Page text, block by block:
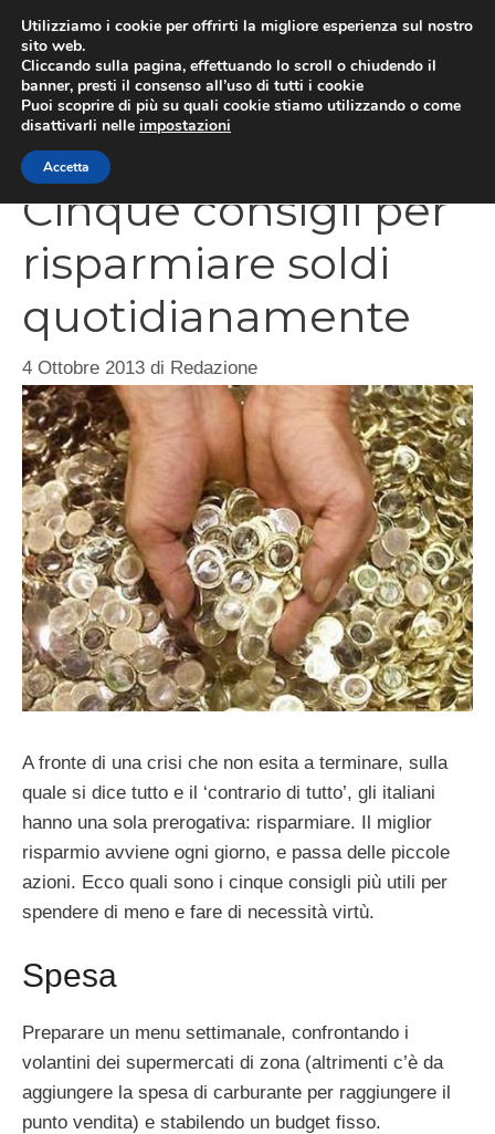
contenuto
Cinque consigli per
risparmiare soldi
quotidianamente
4 Ottobre 2013 di Redazione
A fronte di una crisi che non esita a terminare, sulla
quale si dice tutto e il ‘contrario di tutto’, gli italiani
hanno una sola prerogativa: risparmiare. Il miglior
risparmio avviene ogni giorno, e passa delle piccole
azioni. Ecco quali sono i cinque consigli più utili per
spendere di meno e fare di necessità virtù.
Spesa
Preparare un menu settimanale, confrontando i
volantini dei supermercati di zona (altrimenti c’è da
aggiungere la spesa di carburante per raggiungere il
punto vendita) e stabilendo un budget fisso.
Utilizziamo i cookie per offrirti la migliore esperienza sul nostro
sito web.
Cliccando sulla pagina, effettuando lo scroll o chiudendo il
banner, presti il consenso all’uso di tutti i cookie
Puoi scoprire di più su quali cookie stiamo utilizzando o come
disattivarli nelle impostazioni
Accetta